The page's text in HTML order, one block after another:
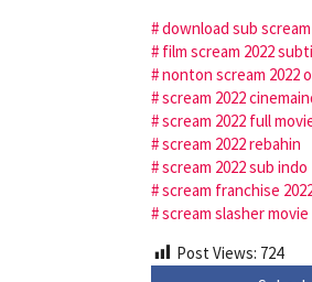
download sub
film scream 2022
nonton scream 2022
scream 2022
scream 2022 full
scream 2022 rebahin
scream 2022 sub indo
scream franchise
scream slasher movie
Post Views: 724